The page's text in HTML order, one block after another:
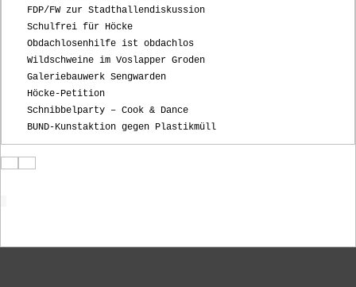
FDP/FW zur Stadthallendiskussion
Schulfrei für Höcke
Obdachlosenhilfe ist obdachlos
Wildschweine im Voslapper Groden
Galeriebauwerk Sengwarden
Höcke-Petition
Schnibbelparty – Cook & Dance
BUND-Kunstaktion gegen Plastikmüll